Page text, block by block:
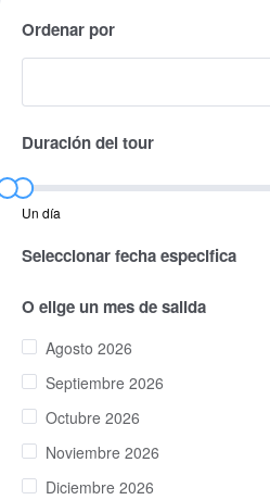
Ordenar por
Duración del tour
Un día
Seleccionar fecha especifica
O elige un mes de salida
Agosto 2026
Septiembre 2026
Octubre 2026
Noviembre 2026
Diciembre 2026